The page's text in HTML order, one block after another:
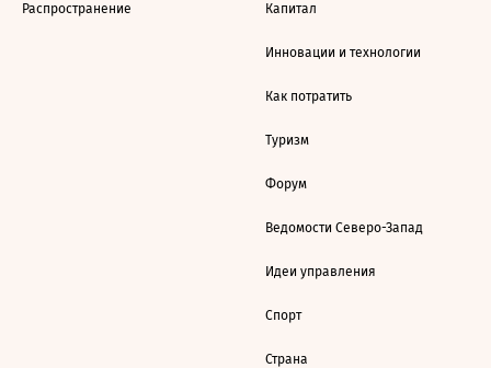
Распространение Капитал
Инновации и технологии
Как потратить
Туризм
Форум
Ведомости Северо-Запад
Идеи управления
Спорт
Страна